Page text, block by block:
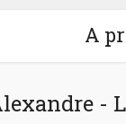
A
-